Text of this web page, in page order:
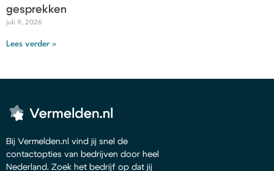
gesprekken
juli 9, 2026
Lees verder »
Bij Vermelden.nl vind jij snel de
contactopties van bedrijven door heel
Nederland. Zoek het bedrijf op dat jij